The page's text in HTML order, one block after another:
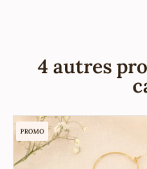
professionnels de la
ni cadmium et est
françaises et
4 autres
PROMO